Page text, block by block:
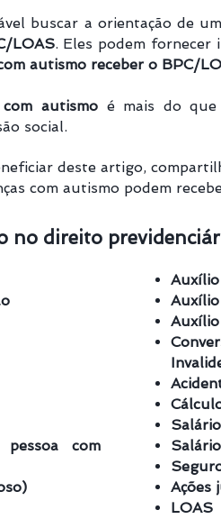
buscar a orientação de um
LOAS. Eles podem fornecer
autismo receber o BPC/
autismo é mais do
social.
deste artigo,
com autismo podem
no direito
pessoa com
Auxílio
Ações
LOAS